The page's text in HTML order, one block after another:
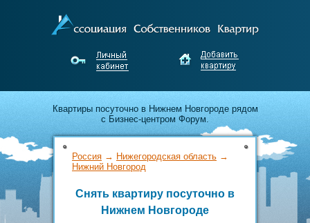
Квартиры посуточно в Нижнем Новгороде рядом
с Бизнес-центром Форум.
Лучшие предложения по аренде от
собственников Нижнего Новгорода.
Недорого снимайте и выгодно сдавайте жильё
без посредников!
Россия → Нижегородская область →
Нижний Новгород
Снять квартиру посуточно в
Нижнем Новгороде